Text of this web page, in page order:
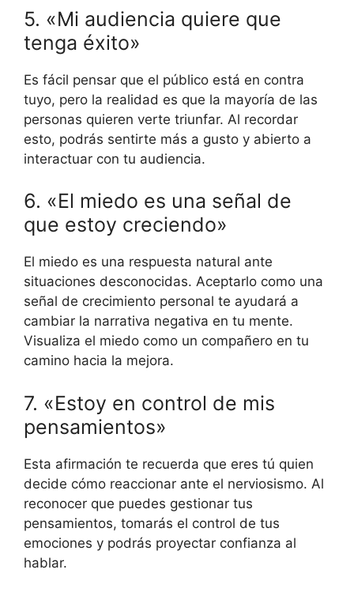
5. «Mi audiencia quiere que
tenga éxito»
Es fácil pensar que el público está en contra
tuyo, pero la realidad es que la mayoría de las
personas quieren verte triunfar. Al recordar
esto, podrás sentirte más a gusto y abierto a
interactuar con tu audiencia.
6. «El miedo es una señal de
que estoy creciendo»
El miedo es una respuesta natural ante
situaciones desconocidas. Aceptarlo como una
señal de crecimiento personal te ayudará a
cambiar la narrativa negativa en tu mente.
Visualiza el miedo como un compañero en tu
camino hacia la mejora.
7. «Estoy en control de mis
pensamientos»
Esta afirmación te recuerda que eres tú quien
decide cómo reaccionar ante el nerviosismo. Al
reconocer que puedes gestionar tus
pensamientos, tomarás el control de tus
emociones y podrás proyectar confianza al
hablar.